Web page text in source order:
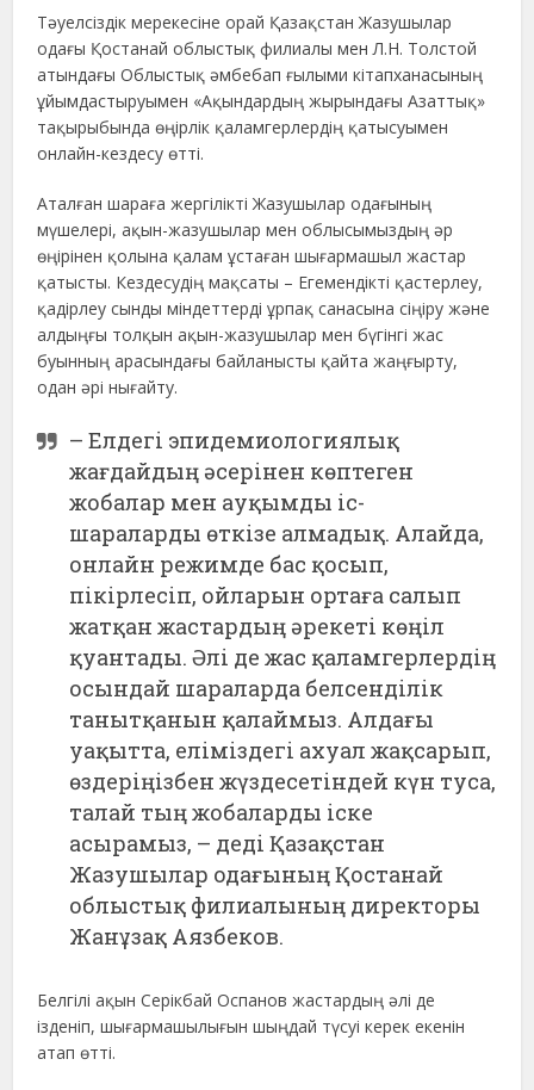
Тәуелсіздік мерекесіне орай Қазақстан Жазушылар
одағы Қостанай облыстық филиалы мен Л.Н. Толстой
атындағы Облыстық әмбебап ғылыми кітапханасының
ұйымдастыруымен «Ақындардың жырындағы Азаттық»
тақырыбында өңірлік қаламгерлердің қатысуымен
онлайн-кездесу өтті.
Аталған шараға жергілікті Жазушылар одағының
мүшелері, ақын-жазушылар мен облысымыздың әр
өңірінен қолына қалам ұстаған шығармашыл жастар
қатысты. Кездесудің мақсаты – Егемендікті қастерлеу,
қадірлеу сынды міндеттерді ұрпақ санасына сіңіру және
алдыңғы толқын ақын-жазушылар мен бүгінгі жас
буынның арасындағы байланысты қайта жаңғырту,
одан әрі нығайту.
– Елдегі эпидемиологиялық
жағдайдың әсерінен көптеген
жобалар мен ауқымды іс-
шараларды өткізе алмадық. Алайда,
онлайн режимде бас қосып,
пікірлесіп, ойларын ортаға салып
жатқан жастардың әрекеті көңіл
қуантады. Әлі де жас қаламгерлердің
осындай шараларда белсенділік
танытқанын қалаймыз. Алдағы
уақытта, еліміздегі ахуал жақсарып,
өздеріңізбен жүздесетіндей күн туса,
талай тың жобаларды іске
асырамыз, – деді Қазақстан
Жазушылар одағының Қостанай
облыстық филиалының директоры
Жанұзақ Аязбеков.
Белгілі ақын Серікбай Оспанов жастардың әлі де
ізденіп, шығармашылығын шыңдай түсуі керек екенін
атап өтті.